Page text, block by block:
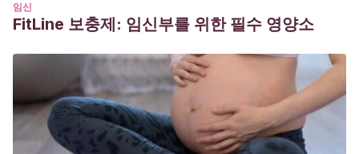
(2001).La teoría del apego: un enfoque actual. Madrid:
(2003). El Apego. Aspectos clínicos y
psicobiológicos de la díada madre-hijo. Santiago: Cuatro
Vientos
임신
FitLine 보충제: 임신부를 위한 필수 영양소